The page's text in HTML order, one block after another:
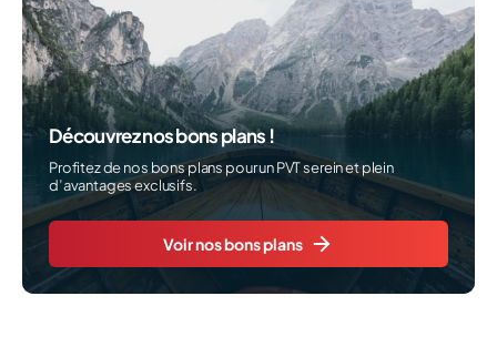
Découvrez nos bons plans !
Profitez de nos bons plans pour un PVT serein et plein
d’avantages exclusifs.
Voir nos bons plans